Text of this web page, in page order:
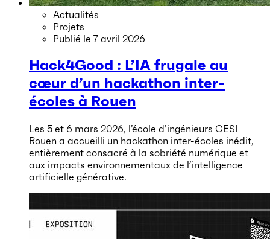
Actualités
Projets
Publié le 7 avril 2026
Hack4Good : L’IA frugale au
cœur d’un hackathon inter-
écoles à Rouen
Les 5 et 6 mars 2026, l’école d’ingénieurs CESI
Rouen a accueilli un hackathon inter-écoles inédit,
entièrement consacré à la sobriété numérique et
aux impacts environnementaux de l’intelligence
artificielle générative.